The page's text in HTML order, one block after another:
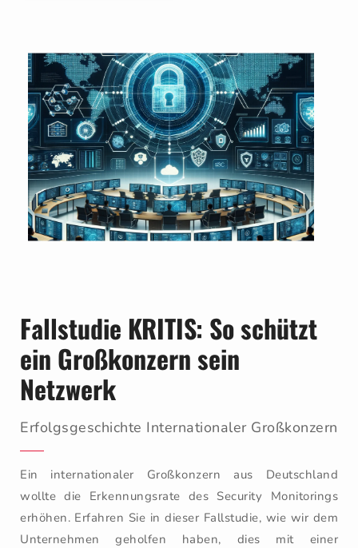
Fallstudie KRITIS: So schützt
ein Großkonzern sein
Netzwerk
Erfolgsgeschichte Internationaler Großkonzern
Ein internationaler Großkonzern aus Deutschland
wollte die Erkennungsrate des Security Monitorings
erhöhen. Erfahren Sie in dieser Fallstudie, wie wir dem
Unternehmen geholfen haben, dies mit einer